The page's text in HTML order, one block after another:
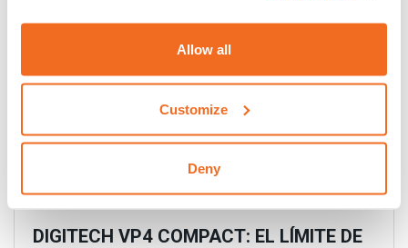
Allow all
Customize
Deny
DIGITECH VP4 COMPACT: EL LÍMITE DE